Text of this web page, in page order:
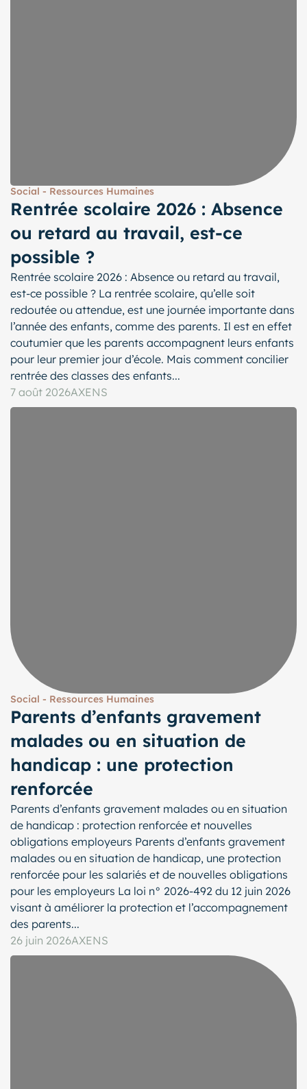
Social - Ressources Humaines
Rentrée scolaire 2026 : Absence
ou retard au travail, est-ce
possible ?
Rentrée scolaire 2026 : Absence ou retard au travail,
est-ce possible ? La rentrée scolaire, qu’elle soit
redoutée ou attendue, est une journée importante dans
l’année des enfants, comme des parents. Il est en effet
coutumier que les parents accompagnent leurs enfants
pour leur premier jour d’école. Mais comment concilier
rentrée des classes des enfants...
7 août 2026AXENS
Social - Ressources Humaines
Parents d’enfants gravement
malades ou en situation de
handicap : une protection
renforcée
Parents d’enfants gravement malades ou en situation
de handicap : protection renforcée et nouvelles
obligations employeurs Parents d’enfants gravement
malades ou en situation de handicap, une protection
renforcée pour les salariés et de nouvelles obligations
pour les employeurs La loi n° 2026-492 du 12 juin 2026
visant à améliorer la protection et l’accompagnement
des parents...
26 juin 2026AXENS